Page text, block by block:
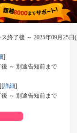
了後 ～ 2025年09月25日
]
～ 別途告知前まで
詳細]
～ 別途告知前まで